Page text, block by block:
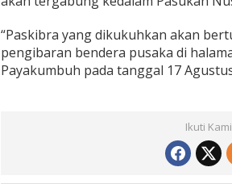
“Paskibra yang dikukuhkan akan
pengibaran bendera pusaka di
Payakumbuh pada tanggal 17
Ikuti Kami